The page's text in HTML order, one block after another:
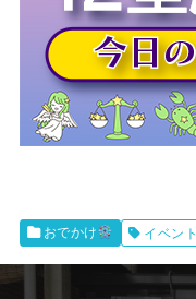
おでかけ イベント